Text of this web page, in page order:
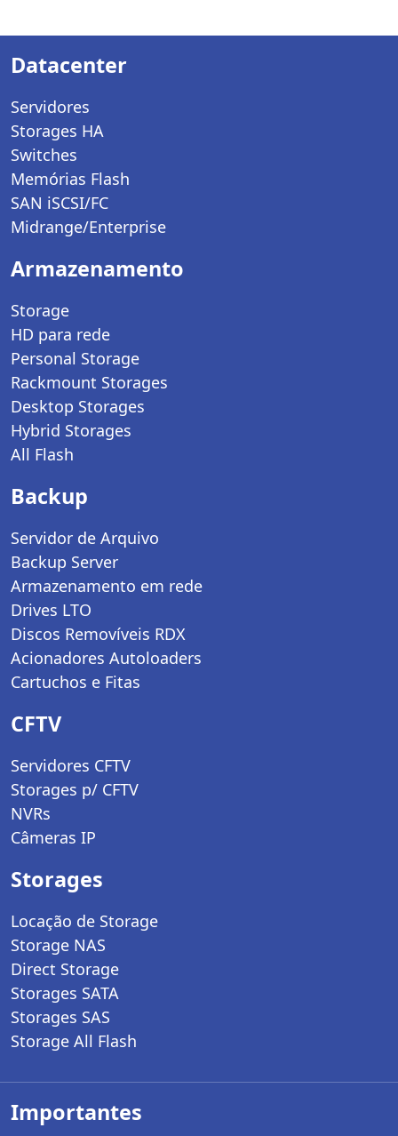
Datacenter
Servidores
Storages HA
Switches
Memórias Flash
SAN iSCSI/FC
Midrange/Enterprise
Armazenamento
Storage
HD para rede
Personal Storage
Rackmount Storages
Desktop Storages
Hybrid Storages
All Flash
Backup
Servidor de Arquivo
Backup Server
Armazenamento em rede
Drives LTO
Discos Removíveis RDX
Acionadores Autoloaders
Cartuchos e Fitas
CFTV
Servidores CFTV
Storages p/ CFTV
NVRs
Câmeras IP
Storages
Locação de Storage
Storage NAS
Direct Storage
Storages SATA
Storages SAS
Storage All Flash
Importantes